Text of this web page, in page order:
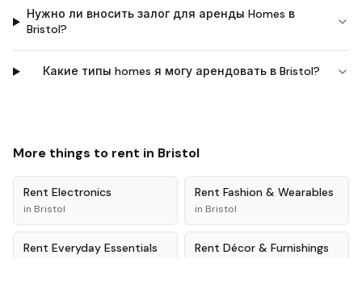
Нужно ли вносить залог для аренды Homes в
Bristol?
Какие типы homes я могу арендовать в Bristol?
More things to rent in Bristol
Rent Electronics
in Bristol
Rent Fashion & Wearables
in Bristol
Rent Everyday Essentials Rent Décor & Furnishings